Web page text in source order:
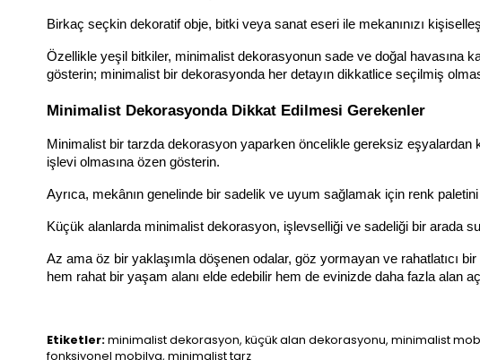
Birkaç seçkin dekoratif obje, bitki veya sanat eseri ile mekanınızı
Özellikle yeşil bitkiler, minimalist dekorasyonun sade ve doğal havasına
gösterin; minimalist bir dekorasyonda her detayın dikkatlice seçilmiş
Minimalist Dekorasyonda Dikkat Edilmesi Gerekenler
Minimalist bir tarzda dekorasyon yaparken öncelikle gereksiz eşyalardan
işlevi olmasına özen gösterin.
Ayrıca, mekânın genelinde bir sadelik ve uyum sağlamak için renk
Küçük alanlarda minimalist dekorasyon, işlevselliği ve sadeliği bir arada
Az ama öz bir yaklaşımla döşenen odalar, göz yormayan ve rahatlatıcı
hem rahat bir yaşam alanı elde edebilir hem de evinizde daha fazla alan
Etiketler:minimalist dekorasyon, küçük alan dekorasyonu, minimalist
fonksiyonel mobilya, minimalist tarz